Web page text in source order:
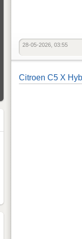
28-05-2026, 03:55
Citroen C5 X